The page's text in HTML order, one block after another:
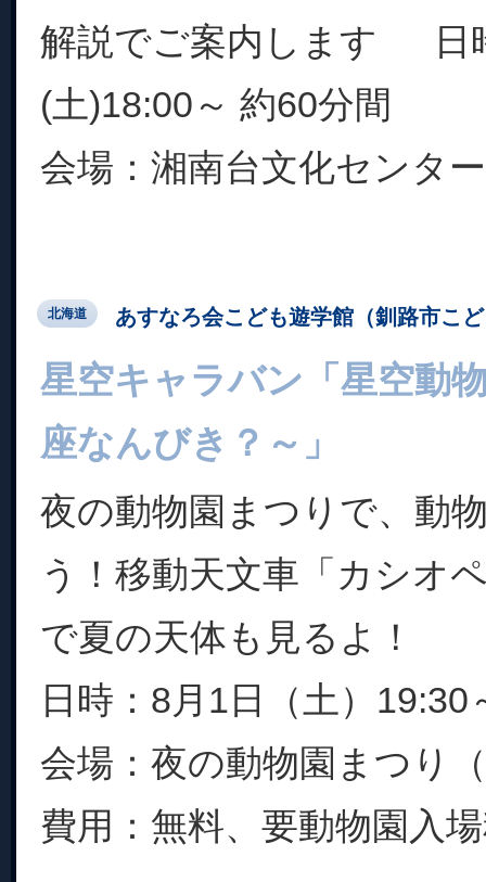
解説でご案内します 日
(土)18:00～ 約60分間
会場：湘南台文化センタ
北海道 あすなろ会こども遊学館（釧路市こ
星空キャラバン「星空動
座なんびき？～」
夜の動物園まつりで、動
う！移動天文車「カシオ
で夏の天体も見るよ！
日時：8月1日（土）19:30
会場：夜の動物園まつり
費用：無料、要動物園入